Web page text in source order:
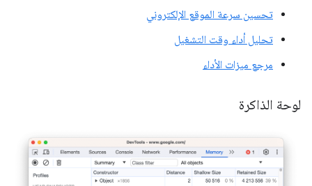
تحسين سرعة الموقع الإلكتروني
تحليل أداء وقت التشغيل
مرجع ميزات الأداء
لوحة الذاكرة